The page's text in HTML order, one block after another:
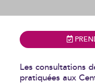
Les consultations
pratiquées aux